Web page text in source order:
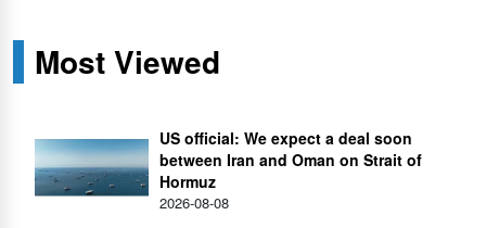
Most Viewed
US official: We expect a deal soon
between Iran and Oman on Strait of
Hormuz
2026-08-08